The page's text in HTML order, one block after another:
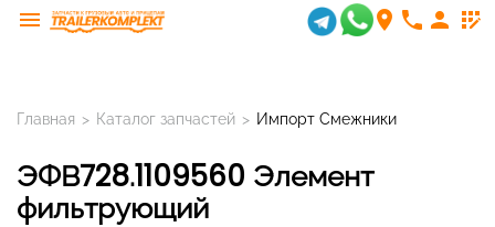
menu room phone person app_registration
Главная > Каталог запчастей > Импорт Смежники
ЭФВ728.1109560 Элемент
фильтрующий